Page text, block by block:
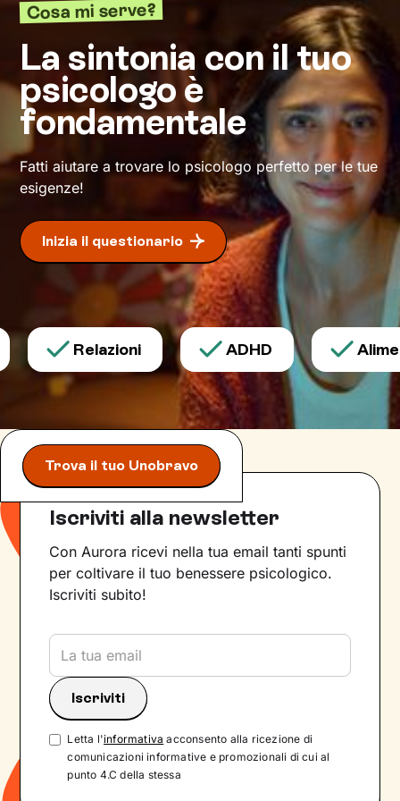
sutecniche corporee
, che utilizzeranno ad
esempio il respiro, il movimento o particolari
posizioni statiche. Attraverso questi processi
andremo sempre più a fondo fino a farti
raggiungere unlivello di consapevolezza
nuovo, che ti permetta di risolvere le difficoltà
che stai vivendo e di raggiungere un maggiore
benessere.
Cosa mi serve?
La sintonia con il tuo
psicologo è
fondamentale
Fatti aiutare a trovare lo psicologo perfetto per le tue
esigenze!
Inizia il questionario
Relazioni ADHD
Trova il tuo Unobravo
Iscriviti alla newsletter
Con Aurora ricevi nella tua email tanti spunti
per coltivare il tuo benessere psicologico.
Iscriviti subito!
Letta l'informativa acconsento alla ricezione di
comunicazioni informative e promozionali di cui al
punto 4.C della stessa